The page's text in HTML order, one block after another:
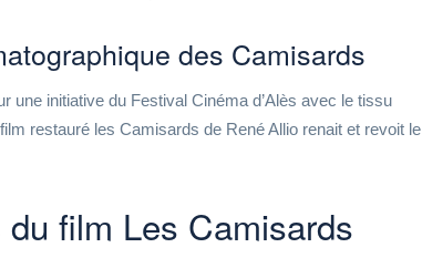
des Camisards
une initiative du Festival Cinéma d’Alès avec le tissu
restauré les Camisards de René Allio renait et revoit
film Les Camisards